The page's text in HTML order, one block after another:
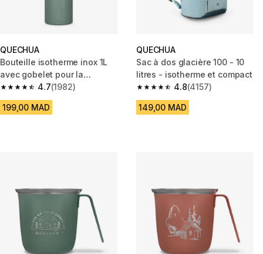
QUECHUA
Bouteille isotherme inox 1L
avec gobelet pour la
randonnée - vert fumé
4.7
4.7 out of 5 stars from 1982 reviews
(1982)
199,00 MAD
QUECHUA
Sac à dos glacière 100 - 10
litres - isotherme et compact
4.8
4.8 out of 5 stars from 4157
(4157)
149,00 MAD